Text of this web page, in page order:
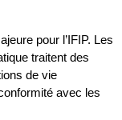
pour l’IFIP. Les
traitent des
de vie
avec les